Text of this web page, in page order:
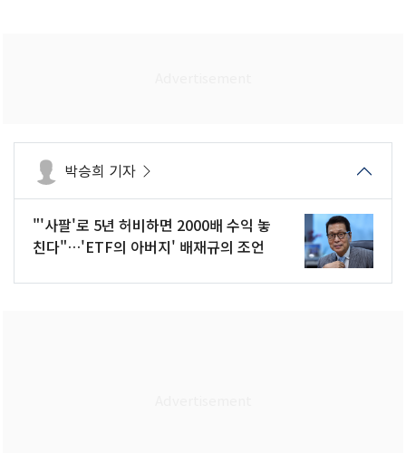
박승희 기자
"'사팔'로 5년 허비하면 2000배 수익 놓
친다"…'ETF의 아버지' 배재규의 조언